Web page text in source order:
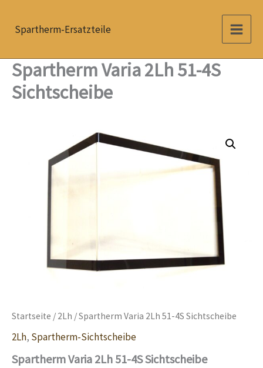
InhaltSpartherm-Ersatzteile
Spartherm Varia 2Lh 51-4S
Sichtscheibe
Startseite / 2Lh / Spartherm Varia 2Lh 51-4S Sichtscheibe
2Lh, Spartherm-Sichtscheibe
Spartherm Varia 2Lh 51-4S Sichtscheibe